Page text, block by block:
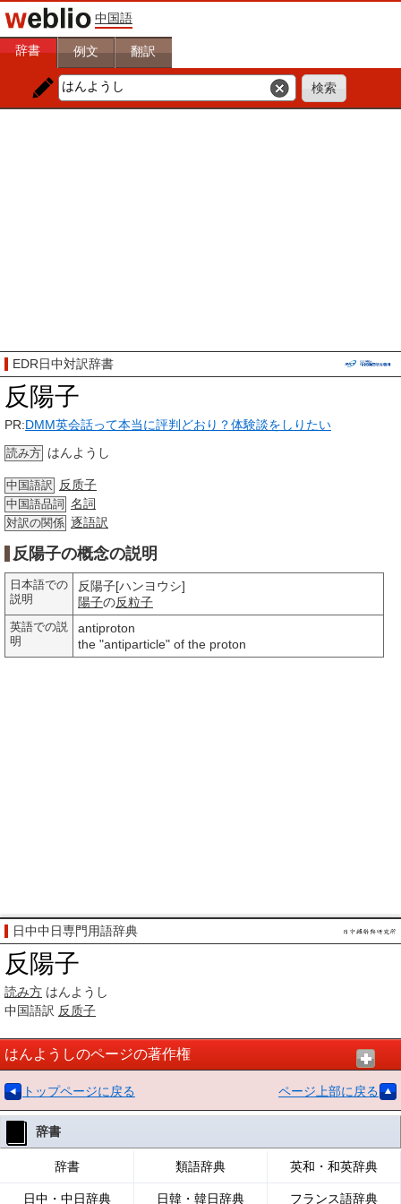
中国語
辞書 例文 翻訳
EDR日中対訳辞書
反陽子
PR:DMM英会話って本当に評判どおり？体験談をしりたい
読み方 はんようし
中国語訳 反质子
中国語品詞 名詞
対訳の関係 逐語訳
反陽子の概念の説明
日本語での
説明
反陽子[ハンヨウシ]
陽子の反粒子
英語での説
明
antiproton
the "antiparticle" of the proton
日中中日専門用語辞典
反陽子
読み方 はんようし
中国語訳 反质子
はんようしのページの著作権
トップページに戻る ページ上部に戻る
辞書
辞書 類語辞典 英和・和英辞典
日中・中日辞典 日韓・韓日辞典 フランス語辞典